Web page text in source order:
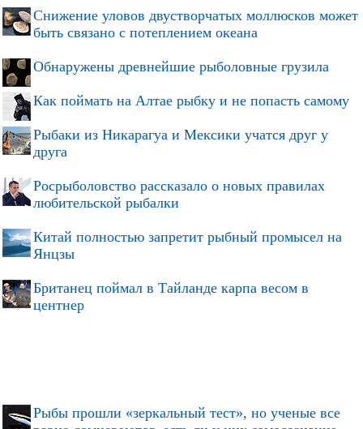
Снижение уловов двустворчатых моллюсков может
быть связано с потеплением океана
Обнаружены древнейшие рыболовные грузила
Как поймать на Алтае рыбку и не попасть самому
Рыбаки из Никарагуа и Мексики учатся друг у
друга
Росрыболовство рассказало о новых правилах
любительской рыбалки
Китай полностью запретит рыбный промысел на
Янцзы
Британец поймал в Тайланде карпа весом в
центнер
Рыбы прошли «зеркальный тест», но ученые все